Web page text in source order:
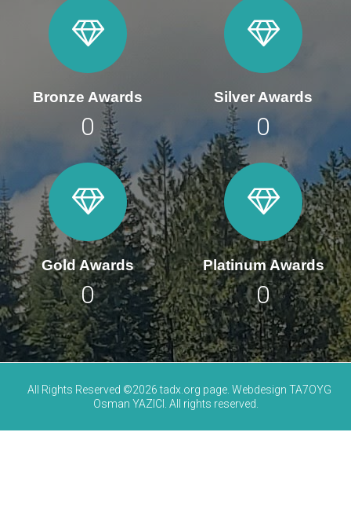
Bronze Awards
0
Silver Awards
0
Gold Awards
0
Platinum Awards
0
All Rights Reserved ©2026 tadx.org page. Webdesign TA7OYG
Osman YAZICI. All rights reserved.